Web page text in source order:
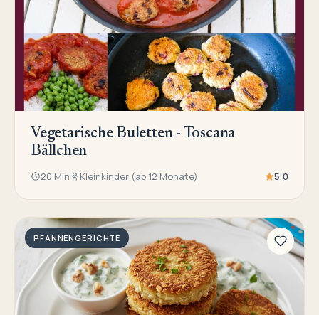
Vegetarische Buletten - Toscana
Bällchen
20 Min Kleinkinder (ab 12 Monate) 5,0
PFANNENGERICHTE